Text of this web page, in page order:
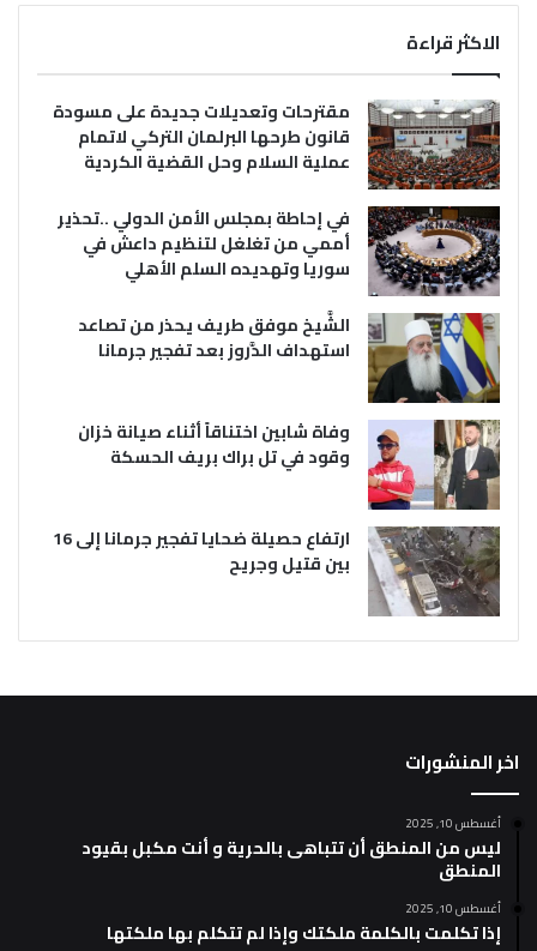
الاكثر قراءة
مقترحات وتعديلات جديدة على مسودة
قانون طرحها البرلمان التركي لاتمام
عملية السلام وحل القضية الكردية
في إحاطة بمجلس الأمن الدولي ..تحذير
أممي من تغلغل لتنظيم داعش في
سوريا وتهديده السلم الأهلي
الشَّيخ موفق طريف يحذر من تصاعد
استهداف الدَّروز بعد تفجير جرمانا
وفاة شابين اختناقاً أثناء صيانة خزان
وقود في تل براك بريف الحسكة
ارتفاع حصيلة ضحايا تفجير جرمانا إلى 16
بين قتيل وجريح
اخر المنشورات
أغسطس 10, 2025
ليس من المنطق أن تتباهى بالحرية و أنت مكبل بقيود
المنطق
أغسطس 10, 2025
إذا تكلمت بالكلمة ملكتك وإذا لم تتكلم بها ملكتها